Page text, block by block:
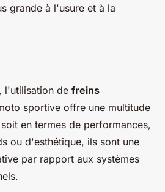
grande à l'usure et à la
l'utilisation de freins
sportive offre une multitude
en termes de performances,
ou d'esthétique, ils sont une
par rapport aux systèmes